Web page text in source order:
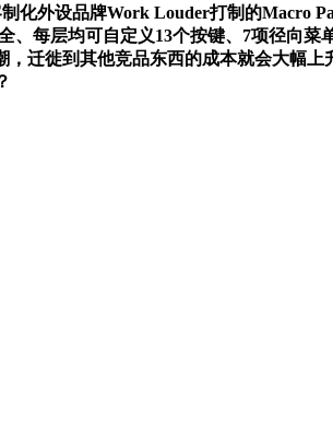
化外设品牌Work Louder打制的Macro
、每层均可自定义13个按键、7项径向
，迁徙到其他竞品东西的成本就会大幅